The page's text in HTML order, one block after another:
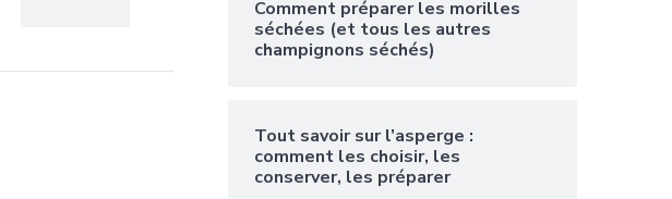
Comment préparer les morilles
séchées (et tous les autres
champignons séchés)
Tout savoir sur l’asperge :
comment les choisir, les
conserver, les préparer